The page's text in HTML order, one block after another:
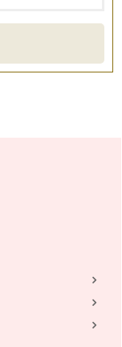
点、これまで色々
音練習法
人と話そうと思っ